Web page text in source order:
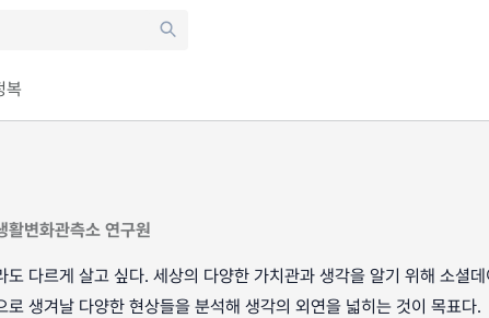
복
활변화관측소 연구원
도 다르게 살고 싶다. 세상의 다양한 가치관과 생각을 알기 위해 소셜
로 생겨날 다양한 현상들을 분석해 생각의 외연을 넓히는 것이 목표다.